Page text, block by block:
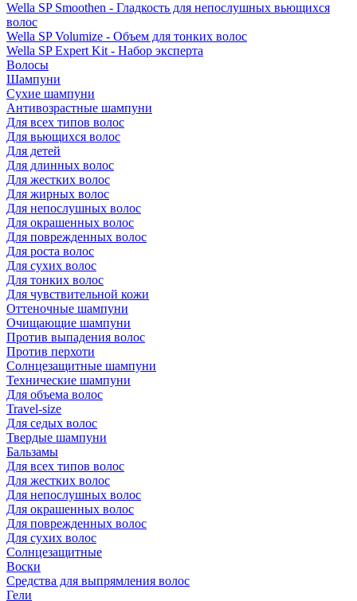
Wella SP Smoothen - Гладкость для непослушных вьющихся
волос
Wella SP Volumize - Объем для тонких волос
Wella SP Expert Kit - Набор эксперта
Волосы
Шампуни
Сухие шампуни
Антивозрастные шампуни
Для всех типов волос
Для вьющихся волос
Для детей
Для длинных волос
Для жестких волос
Для жирных волос
Для непослушных волос
Для окрашенных волос
Для поврежденных волос
Для роста волос
Для сухих волос
Для тонких волос
Для чувствительной кожи
Оттеночные шампуни
Очищающие шампуни
Против выпадения волос
Против перхоти
Солнцезащитные шампуни
Технические шампуни
Для объема волос
Travel-size
Для седых волос
Твердые шампуни
Бальзамы
Для всех типов волос
Для жестких волос
Для непослушных волос
Для окрашенных волос
Для поврежденных волос
Для сухих волос
Солнцезащитные
Воски
Средства для выпрямления волос
Гели